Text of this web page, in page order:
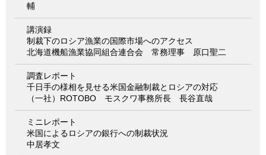
輔
講演録
制裁下のロシア漁業の国際市場へのアクセス
北海道機船漁業協同組合連合会 常務理事 原口聖二
調査レポート
千日手の様相を見せる米国金融制裁とロシアの対応
（一社）ROTOBO モスクワ事務所長 長谷直哉
ミニレポート
米国によるロシアの銀行への制裁状況
中居孝文